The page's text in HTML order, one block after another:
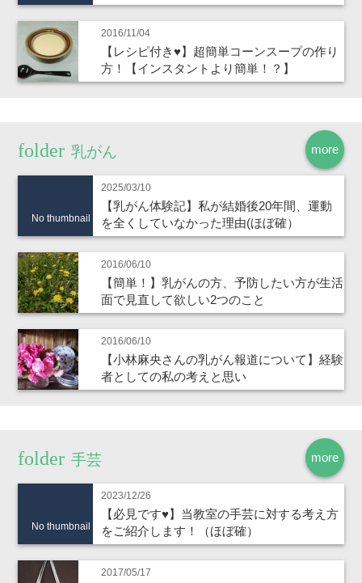
2016/11/04
【レシピ付き♥】超簡単コーンスープの作り
方！【インスタントより簡単！？】
more
乳がん
No thumbnail
2025/03/10
【乳がん体験記】私が結婚後20年間、運動
を全くしていなかった理由(ほぼ確）
2016/06/10
【簡単！】乳がんの方、予防したい方が生活
面で見直して欲しい2つのこと
2016/06/10
【小林麻央さんの乳がん報道について】経験
者としての私の考えと思い
more
手芸
No thumbnail
2023/12/26
【必見です♥】当教室の手芸に対する考え方
をご紹介します！（ほぼ確）
2017/05/17